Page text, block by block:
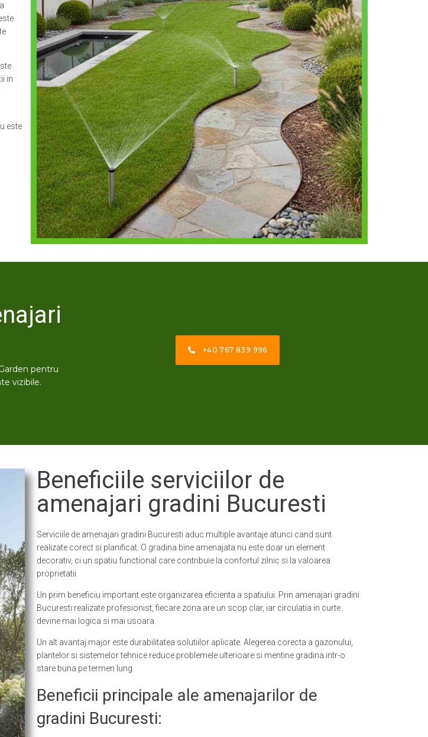
in
este
pentru
vizibile.
+40 767 839 996
Beneficiile serviciilor de
amenajari gradini Bucuresti
Serviciile de amenajari gradini Bucuresti aduc multiple avantaje atunci cand sunt
realizate corect si planificat. O gradina bine amenajata nu este doar un element
decorativ, ci un spatiu functional care contribuie la confortul zilnic si la valoarea
proprietatii.
Un prim beneficiu important este organizarea eficienta a spatiului. Prin amenajari gradini
Bucuresti realizate profesionist, fiecare zona are un scop clar, iar circulatia in curte
devine mai logica si mai usoara.
Un alt avantaj major este durabilitatea solutiilor aplicate. Alegerea corecta a gazonului,
plantelor si sistemelor tehnice reduce problemele ulterioare si mentine gradina intr-o
stare buna pe termen lung.
Beneficii principale ale amenajarilor de
gradini Bucuresti: